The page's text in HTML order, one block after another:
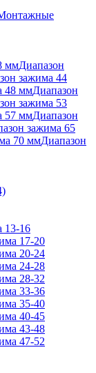
ммДиапазон
зажима 44
48 ммДиапазон
зажима 53
57 ммДиапазон
зажима 65
70 ммДиапазон
13-16
17-20
20-24
24-28
28-32
33-36
35-40
40-45
43-48
47-52